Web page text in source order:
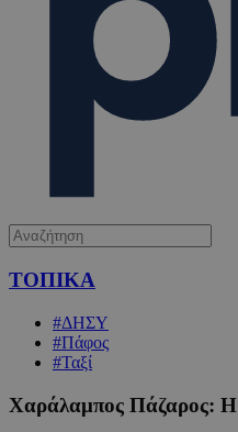
ΤΟΠΙΚΑ
#ΔΗΣΥ
#Πάφος
#Ταξί
Χαράλαμπος Πάζαρος: Η